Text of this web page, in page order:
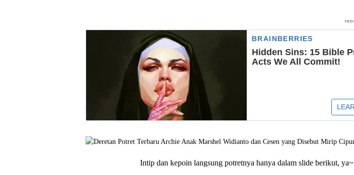
Intip dan kepoin langsung potretnya hanya dalam slide berikut, ya~